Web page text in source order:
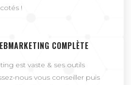
!
COMPLÈTE
est vaste & ses outils
nous vous conseiller puis